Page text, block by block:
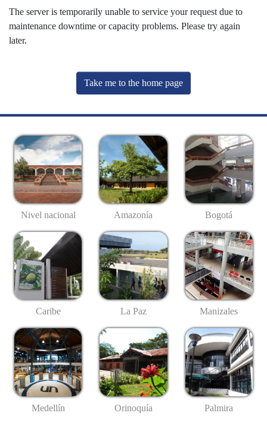
The server is temporarily unable to service your request due to
maintenance downtime or capacity problems. Please try again
later.
Take me to the home page
Nivel nacional Amazonía Bogotá
Caribe La Paz Manizales
Medellín Orinoquía Palmira